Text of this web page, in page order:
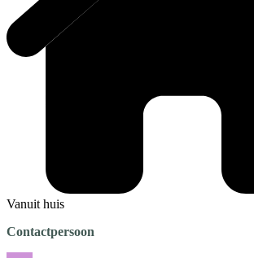
Vanuit huis
Contactpersoon